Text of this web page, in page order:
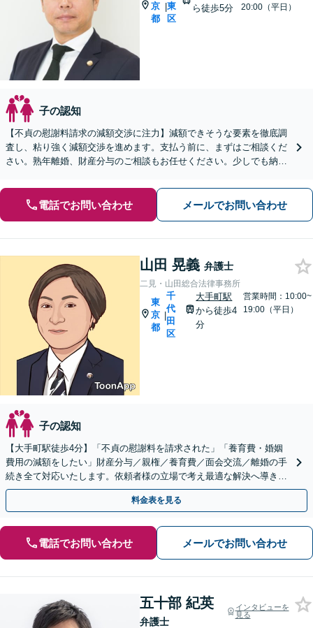
京
都
|東
区
ら徒歩5分
20:00（平日）
子の認知
【不貞の慰謝料請求の減額交渉に注力】減額できそうな要素を徹底調
査し、粘り強く減額交渉を進めます。支払う前に、まずはご相談くだ
さい。熟年離婚、財産分与のご相談もお任せください。少しでも納得
電話でお問い合わせ メールでお問い合わせ
山田 晃義 弁護士
二見・山田総合法律事務所
東
京
都
|
千
代
田
区
大手町駅
から徒歩4
分
営業時間：10:00~
19:00（平日）
子の認知
【大手町駅徒歩4分】「不貞の慰謝料を請求された」「養育費・婚姻
費用の減額をしたい」財産分与／親権／養育費／面会交流／離婚の手
続き全て対応いたします。依頼者様の立場で考え最適な解決へ導きま
す！【初回面談無料】
料金表を見る
電話でお問い合わせ メールでお問い合わせ
五十部 紀英
弁護士
インタビューを
見る